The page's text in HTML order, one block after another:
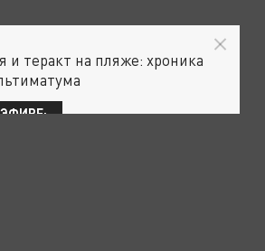
и теракт на пляже: хроника